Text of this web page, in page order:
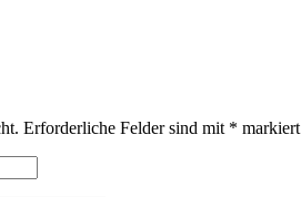
Erforderliche Felder sind mit * markiert